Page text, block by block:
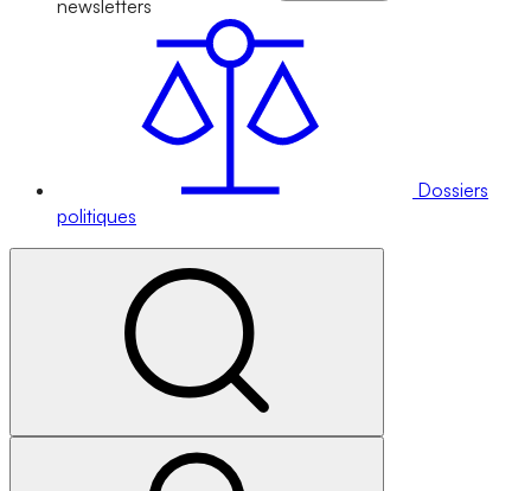
newsletters
Dossiers
politiques